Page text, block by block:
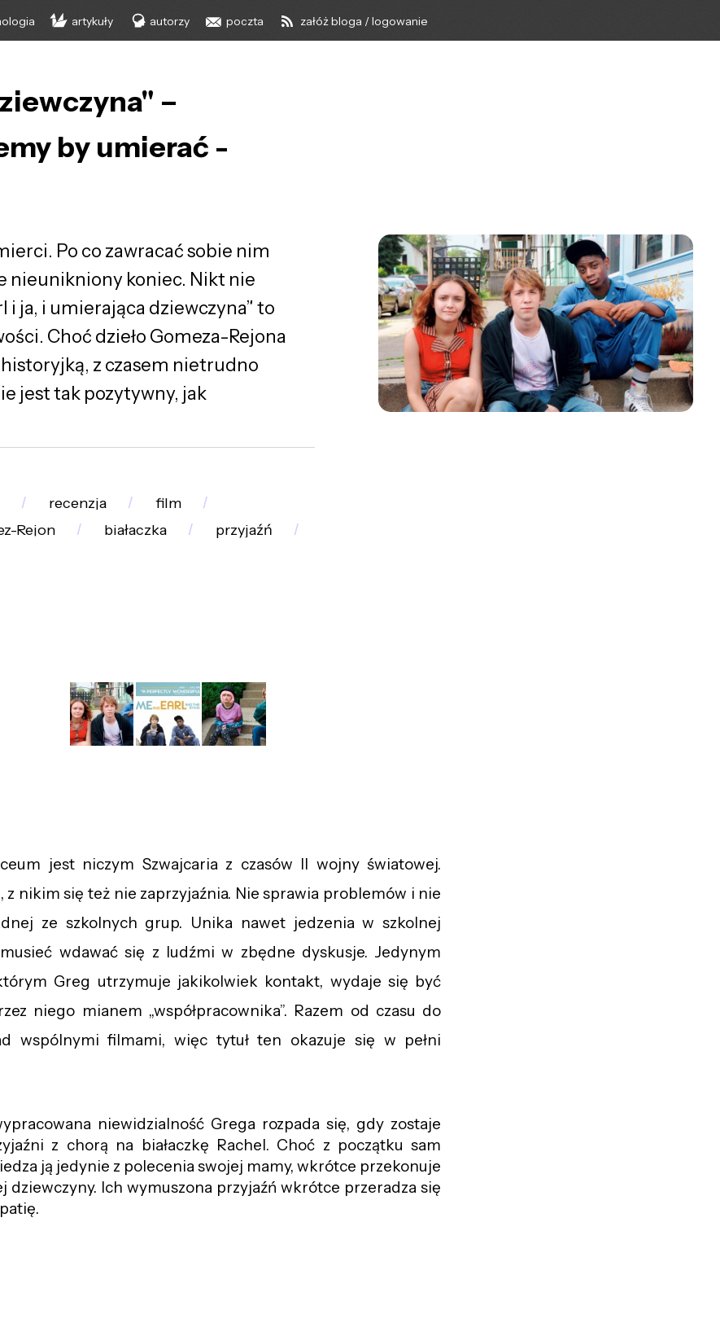
artykuły autorzy poczta załóż bloga / logowanie
–
by umierać -
Po co zawracać sobie nim
nieunikniony koniec. Nikt nie
i ja, i umierająca dziewczyna” to
Choć dzieło Gomeza-Rejona
z czasem nietrudno
jest tak pozytywny, jak
recenzja
film
Rejon białaczka
przyjaźń
jest niczym Szwajcaria z czasów II wojny światowej.
z nikim się też nie zaprzyjaźnia. Nie sprawia problemów i nie
ze szkolnych grup. Unika nawet jedzenia w szkolnej
wdawać się z ludźmi w zbędne dyskusje. Jedynym
Greg utrzymuje jakikolwiek kontakt, wydaje się być
niego mianem „współpracownika”. Razem od czasu do
wspólnymi filmami, więc tytuł ten okazuje się w pełni
niewidzialność Grega rozpada się, gdy zostaje
z chorą na białaczkę Rachel. Choć z początku sam
ją jedynie z polecenia swojej mamy, wkrótce przekonuje
dziewczyny. Ich wymuszona przyjaźń wkrótce przeradza się